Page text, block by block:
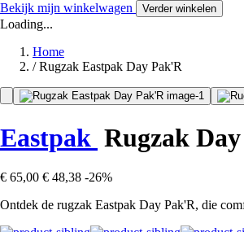
Bekijk mijn winkelwagen Verder winkelen
Loading...
Home
/ Rugzak Eastpak Day Pak'R
Eastpak Rugzak
€ 65,00 € 48,38 -26%
Ontdek de rugzak Eastpak Day Pak'R, die